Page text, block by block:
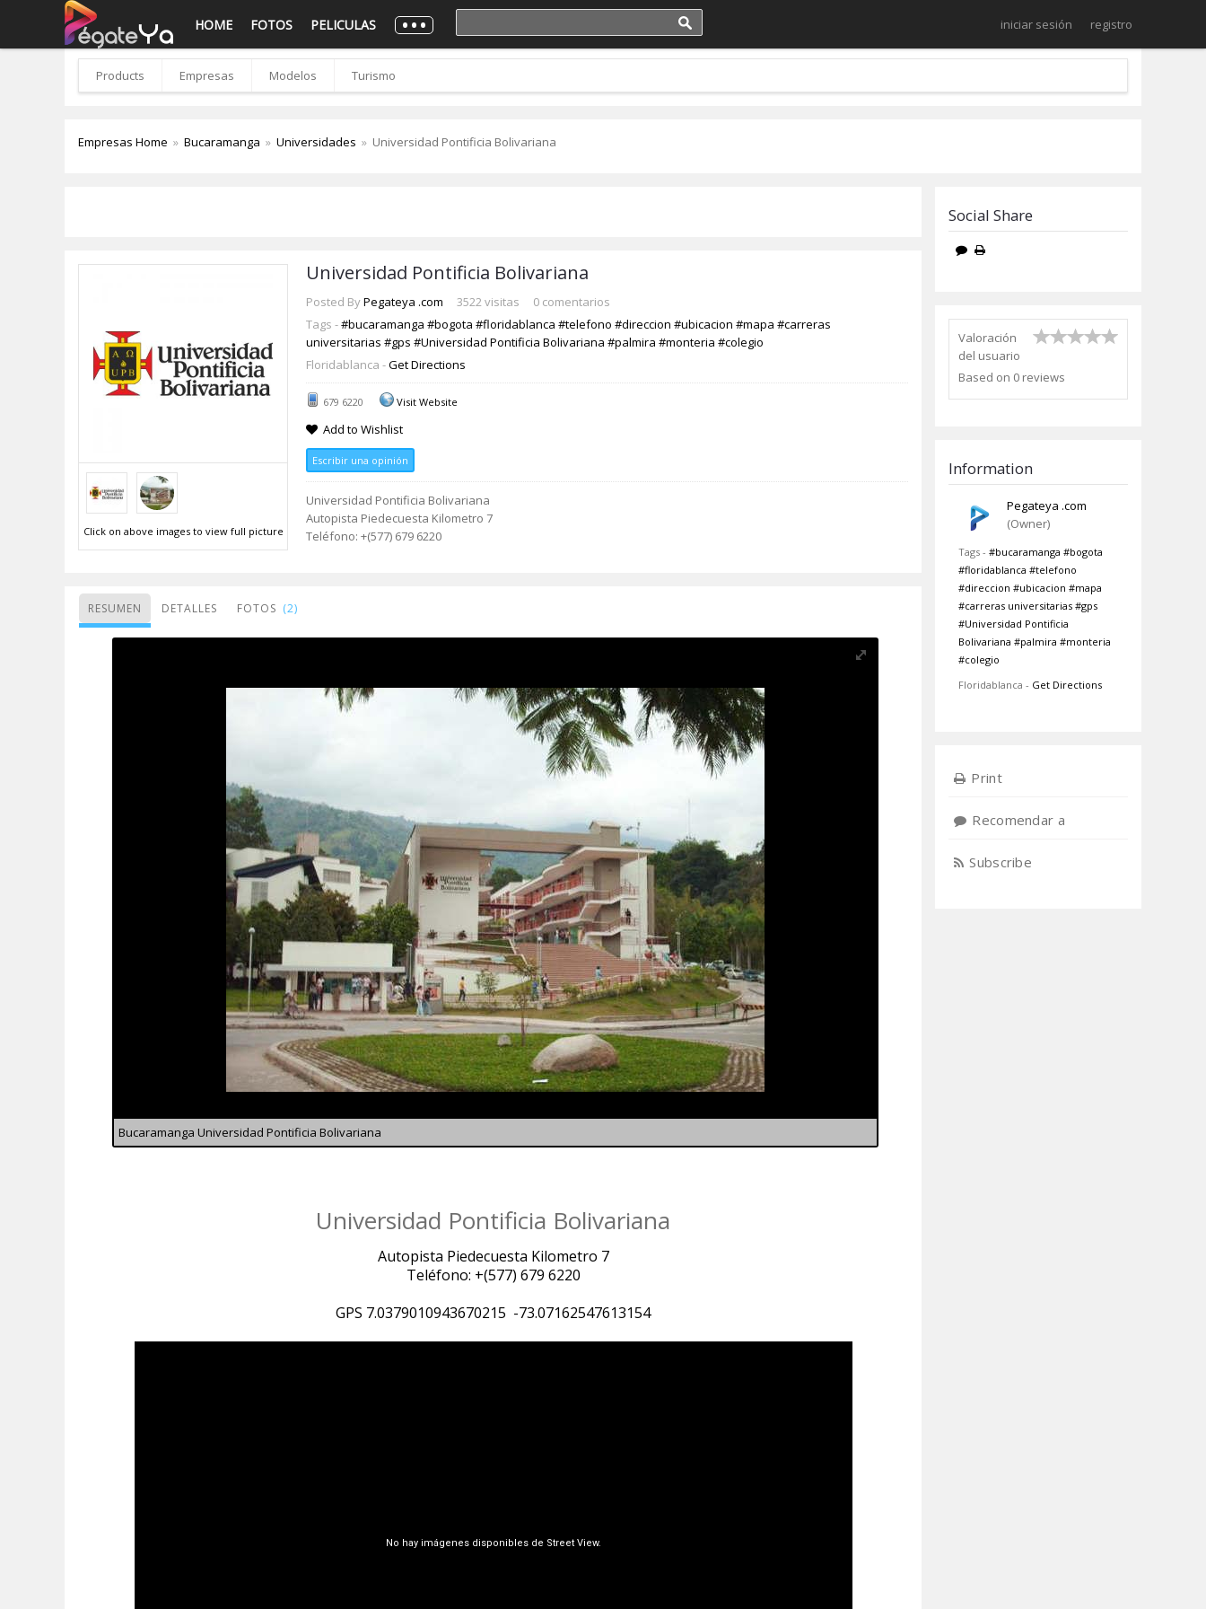
HOME FOTOS PELICULAS iniciar sesión registro
Products Empresas Modelos Turismo
Empresas Home » Bucaramanga » Universidades » Universidad Pontificia Bolivariana
Social Share
Valoración
del usuario
Based on 0 reviews
Information
Pegateya .com
(Owner)
Tags - #bucaramanga #bogota
#floridablanca #telefono
#direccion #ubicacion #mapa
#carreras universitarias #gps
#Universidad Pontificia
Bolivariana #palmira #monteria
#colegio
Floridablanca - Get Directions
Print
Recomendar a
Subscribe
Click on above images to view full picture
Universidad Pontificia Bolivariana
Posted ByPegateya .com 3522 visitas
0 comentarios
Tags -#bucaramanga #bogota #floridablanca #telefono #direccion #ubicacion #mapa #carreras
universitarias #gps #Universidad Pontificia Bolivariana #palmira #monteria #colegio
Floridablanca -Get Directions
679 6220 Visit Website
Add to Wishlist
Escribir una opinión
Universidad Pontificia Bolivariana
Autopista Piedecuesta Kilometro 7
Teléfono: +(577) 679 6220
RESUMEN DETALLES FOTOS (2)
Bucaramanga Universidad Pontificia Bolivariana
Universidad Pontificia Bolivariana
Autopista Piedecuesta Kilometro 7
Teléfono: +(577) 679 6220
GPS 7.0379010943670215 -73.07162547613154